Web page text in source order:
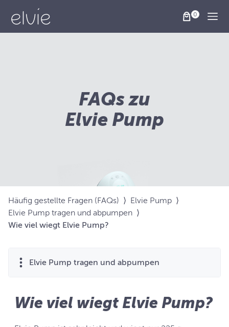
FAQs zu
Elvie Pump
Häufig gestellte Fragen (FAQs) ⟩ Elvie Pump ⟩
Elvie Pump tragen und abpumpen ⟩
Wie viel wiegt Elvie Pump?
Elvie Pump tragen und abpumpen
Wie viel wiegt Elvie Pump?